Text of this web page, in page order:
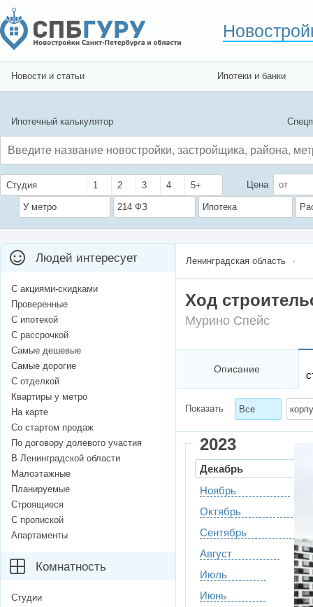
Новости и статьи Ипотеки и банки
Ипотечный калькулятор
Студия 1 2 3 4 5+ Цена
У метро 214 ФЗ Ипотека
Ленинградская область
Ход
Мурино Спейс
Описание
Показать Все
2023
Декабрь
Ноябрь
Октябрь
Сентябрь
Август
Июль
Июнь
Людей интересует
С акциями-скидками
Проверенные
С ипотекой
С рассрочкой
Самые дешевые
Самые дорогие
С отделкой
Квартиры у метро
На карте
Со стартом продаж
По договору долевого участия
В Ленинградской области
Малоэтажные
Планируемые
Строящиеся
С пропиской
Апартаменты
Комнатность
Студии